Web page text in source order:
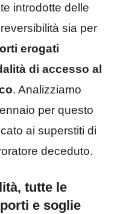
introdotte delle
sia per
erogati
di accesso al
. Analizziamo
per questo
ai superstiti di
deceduto.
tutte le
e soglie